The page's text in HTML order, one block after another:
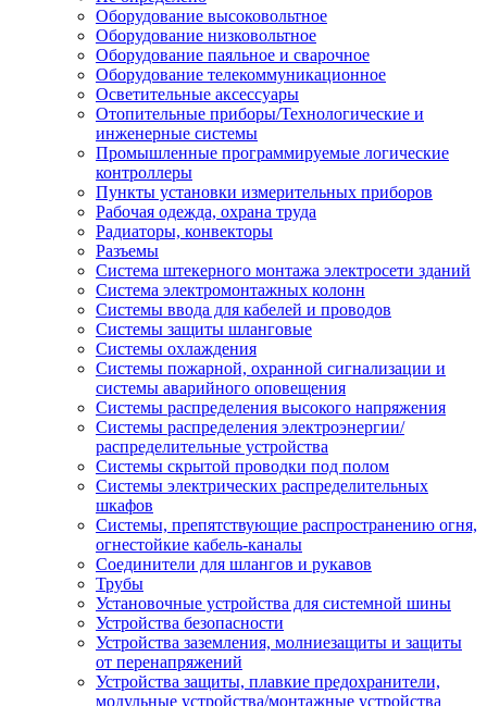
Оборудование высоковольтное
Оборудование низковольтное
Оборудование паяльное и сварочное
Оборудование телекоммуникационное
Осветительные аксессуары
Отопительные приборы/Технологические и
инженерные системы
Промышленные программируемые логические
контроллеры
Пункты установки измерительных приборов
Рабочая одежда, охрана труда
Радиаторы, конвекторы
Разъемы
Система штекерного монтажа электросети зданий
Система электромонтажных колонн
Системы ввода для кабелей и проводов
Системы защиты шланговые
Системы охлаждения
Системы пожарной, охранной сигнализации и
системы аварийного оповещения
Системы распределения высокого напряжения
Системы распределения электроэнергии/
распределительные устройства
Системы скрытой проводки под полом
Системы электрических распределительных
шкафов
Системы, препятствующие распространению огня,
огнестойкие кабель-каналы
Соединители для шлангов и рукавов
Трубы
Установочные устройства для системной шины
Устройства безопасности
Устройства заземления, молниезащиты и защиты
от перенапряжений
Устройства защиты, плавкие предохранители,
модульные устройства/монтажные устройства